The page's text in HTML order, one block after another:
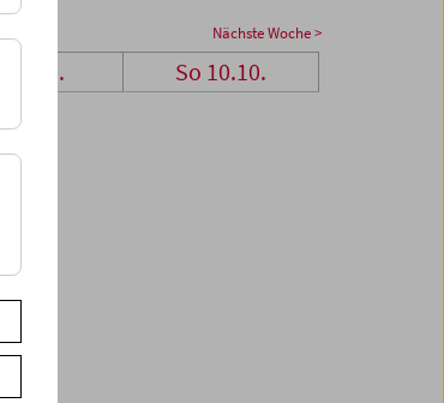
Nächste Woche >
Sa 9.10. So 10.10.